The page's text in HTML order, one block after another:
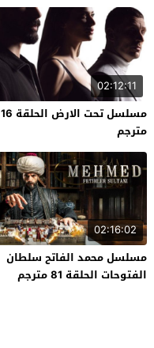
02:12:11
مسلسل تحت الارض الحلقة 16
مترجم
02:16:02
مسلسل محمد الفاتح سلطان
الفتوحات الحلقة 81 مترجم